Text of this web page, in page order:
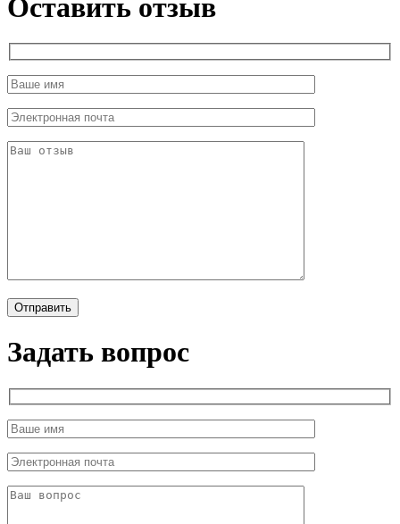
Оставить отзыв
Задать вопрос